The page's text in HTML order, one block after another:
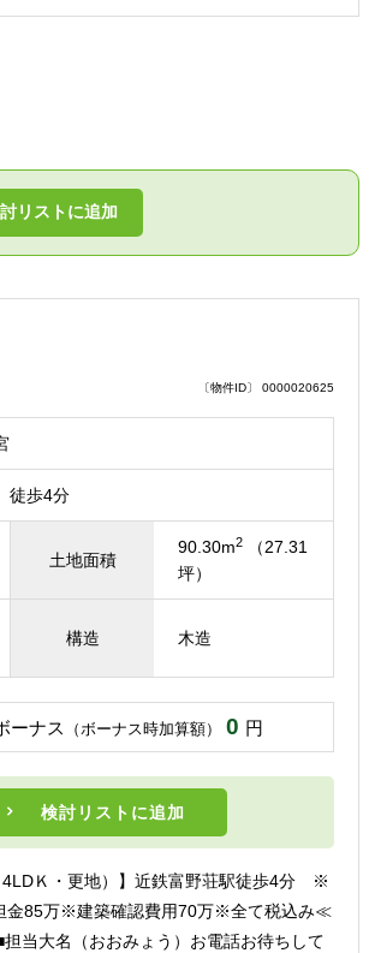
リストに追加
〔物件ID〕 0000020625
徒歩4分
土地面積
90.30m2
（27.31
坪）
構造 木造
ーナス （ボーナス時加算額） 0 円
検討リスト に追加
4LDＫ・更地）】近鉄富野荘駅徒歩4分 ※
金85万※建築確認費用70万※全て税込み≪
当大名（おおみょう）お電話お待ちして